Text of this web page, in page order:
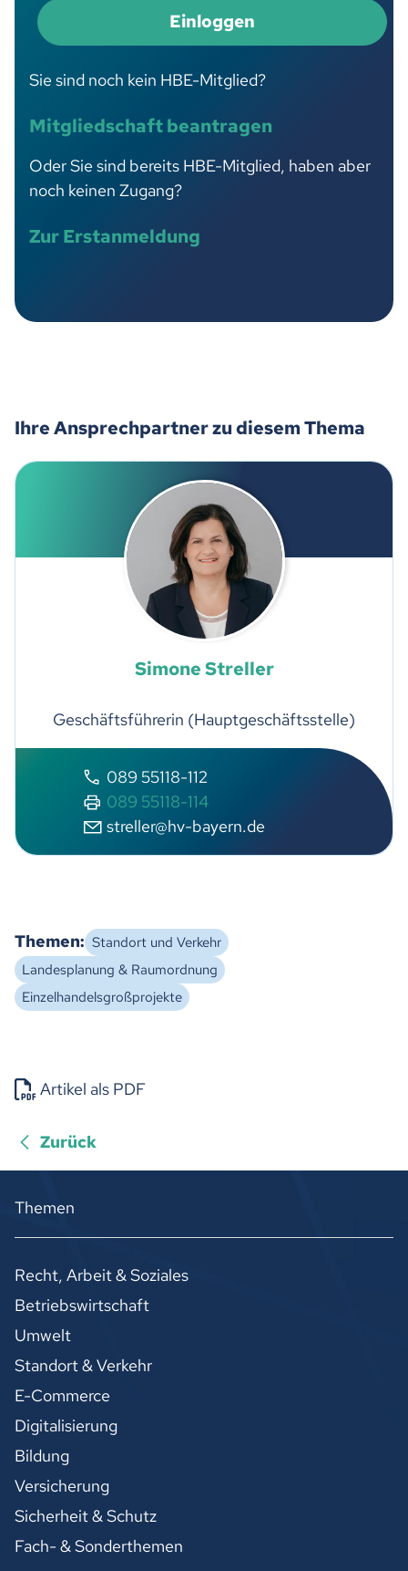
Einloggen
Sie sind noch kein HBE-Mitglied?
Mitgliedschaft beantragen
Oder Sie sind bereits HBE-Mitglied, haben aber
noch keinen Zugang?
Zur Erstanmeldung
Ihre Ansprechpartner zu diesem Thema
Simone Streller
Geschäftsführerin (Hauptgeschäftsstelle)
089 55118-112
089 55118-114
streller@hv-bayern.de
Themen: Standort und Verkehr
Landesplanung & Raumordnung
Einzelhandelsgroßprojekte
Artikel als PDF
Zurück
Themen
Recht, Arbeit & Soziales
Betriebswirtschaft
Umwelt
Standort & Verkehr
E-Commerce
Digitalisierung
Bildung
Versicherung
Sicherheit & Schutz
Fach- & Sonderthemen